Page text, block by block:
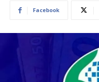
Facebook